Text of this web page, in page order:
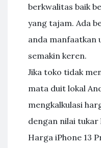
berkwalitas baik
yang tajam. Ada
anda manfaatkan
semakin keren.
Jika toko tidak
mata duit lokal
mengkalkulasi
dengan nilai
Harga iPhone 13